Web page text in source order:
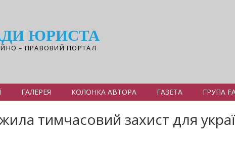
ЮРИСТА
– ПРАВОВИЙ ПОРТАЛ
ГАЛЕРЕЯ КОЛОНКА АВТОРА ГАЗЕТА ГРУПА
тимчасовий захист для